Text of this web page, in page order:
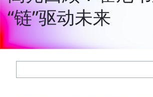
“链”驱动未来